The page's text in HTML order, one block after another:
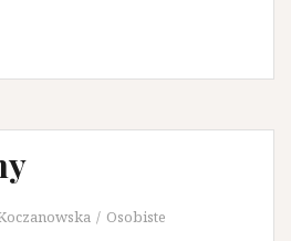
Osobiste